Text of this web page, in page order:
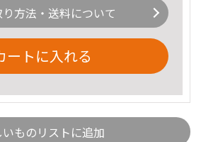
方法・送料について
ートに入れる
ものリストに追加